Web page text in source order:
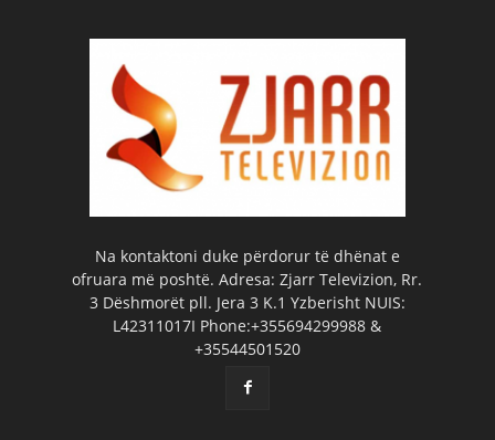
Na kontaktoni duke përdorur të dhënat e
ofruara më poshtë. Adresa: Zjarr Televizion, Rr.
3 Dëshmorët pll. Jera 3 K.1 Yzberisht NUIS:
L42311017I Phone:+355694299988 &
+35544501520